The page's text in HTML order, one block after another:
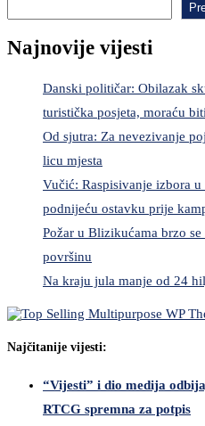
Najnovije vijesti
Danski političar: Obilazak
turistička posjeta, moraću
Od sjutra: Za nevezivanje
licu mjesta
Vučić: Raspisivanje izbora
podnijeću ostavku prije
Požar u Blizikućama brzo
površinu
Na kraju jula manje od 24
Najčitanije vijesti:
“Vijesti” i dio medija
RTCG spremna za potpis